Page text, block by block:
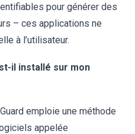
pour générer des
– ces applications ne
à l’utilisateur.
il installé sur mon
emploie une méthode
appelée